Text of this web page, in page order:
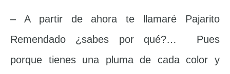
– A partir de ahora te llamaré Pajarito
Remendado ¿sabes por qué?… Pues
porque tienes una pluma de cada color y